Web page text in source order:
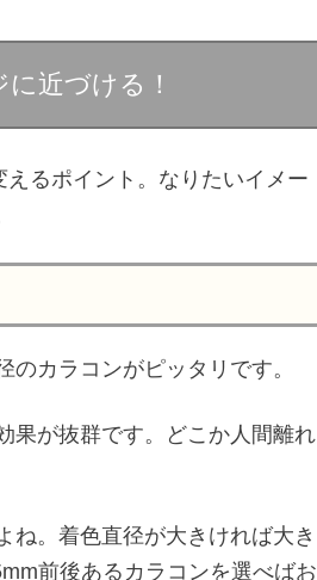
近づける！
るポイント。なりたいイメー
カラコンがピッタリです。
果が抜群です。どこか人間離れ
ね。着色直径が大きければ大き
前後あるカラコンを選べばお